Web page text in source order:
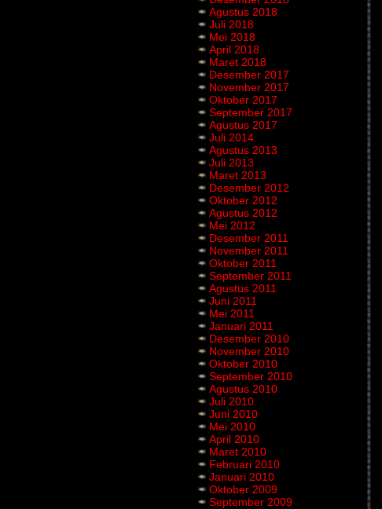
Agustus 2018
Juli 2018
Mei 2018
April 2018
Maret 2018
Desember 2017
November 2017
Oktober 2017
September 2017
Agustus 2017
Juli 2014
Agustus 2013
Juli 2013
Maret 2013
Desember 2012
Oktober 2012
Agustus 2012
Mei 2012
Desember 2011
November 2011
Oktober 2011
September 2011
Agustus 2011
Juni 2011
Mei 2011
Januari 2011
Desember 2010
November 2010
Oktober 2010
September 2010
Agustus 2010
Juli 2010
Juni 2010
Mei 2010
April 2010
Maret 2010
Februari 2010
Januari 2010
Oktober 2009
September 2009